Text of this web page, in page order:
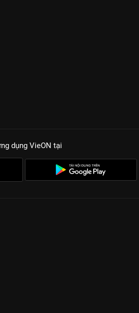
dụng VieON tại